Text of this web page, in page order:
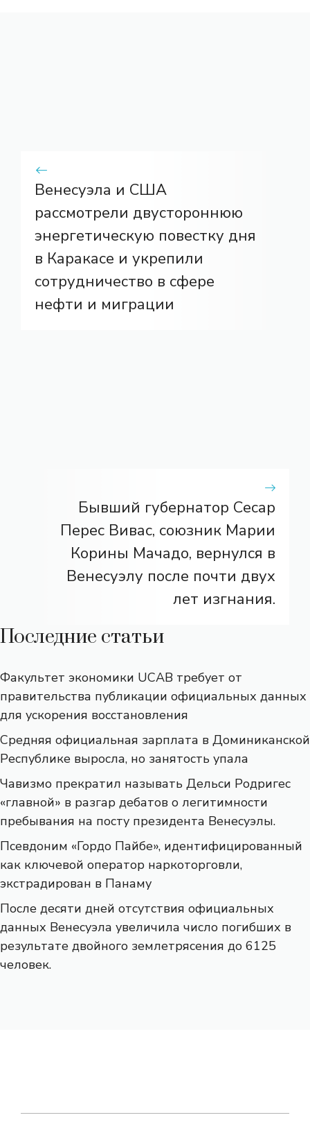
Венесуэла и США
рассмотрели двустороннюю
энергетическую повестку дня
в Каракасе и укрепили
сотрудничество в сфере
нефти и миграции
Бывший губернатор Сесар
Перес Вивас, союзник Марии
Корины Мачадо, вернулся в
Венесуэлу после почти двух
лет изгнания.
Последние статьи
Факультет экономики UCAB требует от
правительства публикации официальных данных
для ускорения восстановления
Средняя официальная зарплата в Доминиканской
Республике выросла, но занятость упала
Чавизмо прекратил называть Дельси Родригес
«главной» в разгар дебатов о легитимности
пребывания на посту президента Венесуэлы.
Псевдоним «Гордо Пайбе», идентифицированный
как ключевой оператор наркоторговли,
экстрадирован в Панаму
После десяти дней отсутствия официальных
данных Венесуэла увеличила число погибших в
результате двойного землетрясения до 6125
человек.